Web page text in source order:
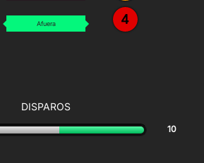
4
Afuera
DISPAROS
10